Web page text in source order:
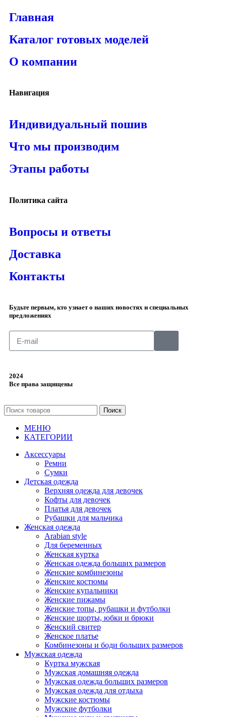
Главная
Каталог готовых моделей
О компании
Навигация
Индивидуальный пошив
Что мы производим
Этапы работы
Политика сайта
Вопросы и ответы
Доставка
Контакты
Будьте первым, кто узнает о наших новостях и специальных
предложениях
2024
Все права защищены
Поиск
МЕНЮ
КАТЕГОРИИ
Аксессуары
Ремни
Сумки
Детская одежда
Верхняя одежда для девочек
Кофты для девочек
Платья для девочек
Рубашки для мальчика
Женская одежда
Arabian style
Для беременных
Женская куртка
Женская одежда больших размеров
Женские комбинезоны
Женские костюмы
Женские купальники
Женские пижамы
Женские топы, рубашки и футболки
Женские шорты, юбки и брюки
Женский свитер
Женское платье
Комбинезоны и боди больших размеров
Мужская одежда
Куртка мужская
Мужская домашняя одежда
Мужская одежда больших размеров
Мужская одежда для отдыха
Мужские костюмы
Мужские футболки